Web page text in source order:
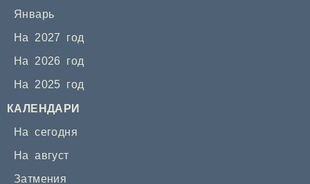
Январь
На 2027 год
На 2026 год
На 2025 год
КАЛЕНДАРИ
На сегодня
На август
Затмения